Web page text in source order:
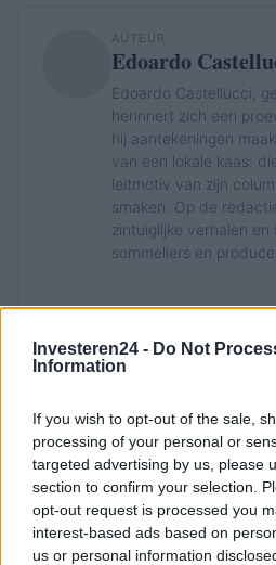
Investeren24 - Do Not
Information
If you wish to opt-out of the sale,
processing of your personal or
targeted advertising by us, please
section to confirm your selection.
opt-out request is processed you
interest-based ads based on
us or personal information
AUTEUR
Edoardo
Edoardo Castellucci,
herinnert zich een
hij aantekeningen
van een lokale kaas:
leitmotiv van zijn
smaken. Op de
zintuiglijke verhalen
sommeliers en